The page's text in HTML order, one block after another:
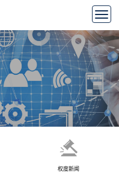
权度新闻